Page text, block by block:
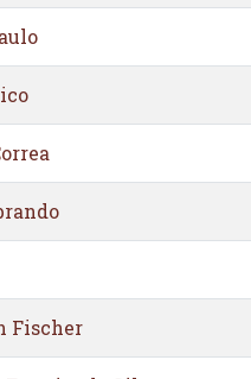
Fischer